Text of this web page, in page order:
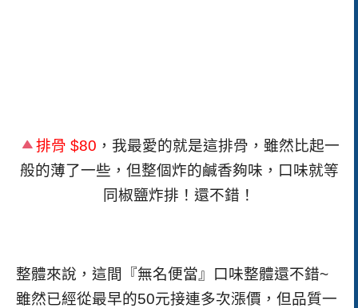
排骨 $80 ，我最愛的就是這排骨，雖然比起一
般的薄了一些，但整個炸的鹹香夠味，口味就等
同椒鹽炸排！還不錯！
整體來說，這間『無名便當』口味整體還不錯~
雖然已經從最早的50元接連多次漲價，但品質一